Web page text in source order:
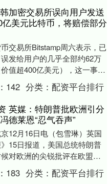
加密交易所误向用户发送
美元比特币，将赔偿部分
交易所Bitstamp周六表示，已
发给用户的几乎全部约62万
值超400亿美元），这一事件
该平台上比特币的价格。 据....
142 分类：配资平台排行
英媒：特朗普批欧洲引分
德莱恩“忍气吞声”
12月16日电（包雪琳）英国
》15日报道，美国总统特朗普
对欧洲的尖锐批评在欧盟内
，一些欧洲国家担忧强烈回应
183 分类：配资平台排行